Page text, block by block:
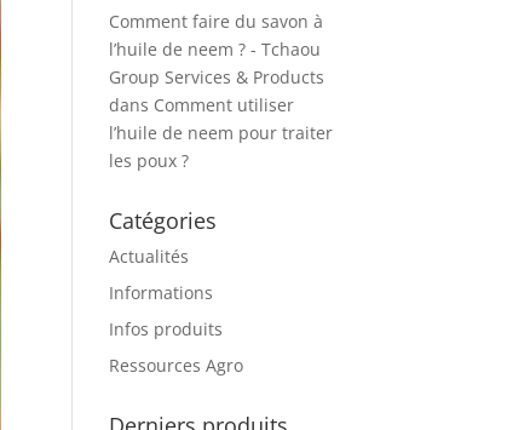
Comment faire du savon à
l’huile de neem ? - Tchaou
Group Services & Products
dans Comment utiliser
l’huile de neem pour traiter
les poux ?
Catégories
Actualités
Informations
Infos produits
Ressources Agro